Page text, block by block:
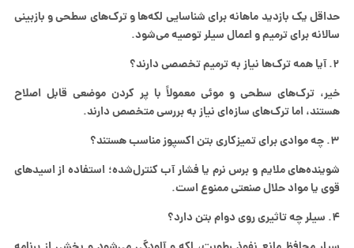
حداقل یک بازدید ماهانه برای شناسایی لکه‌ها و ترک‌های سطحی و بازبینی
سالانه برای ترمیم و اعمال سیلر توصیه می‌شود.
۲. آیا همه ترک‌ها نیاز به ترمیم تخصصی دارند؟
خیر، ترک‌های سطحی و موئی معمولاً با پر کردن موضعی قابل اصلاح
هستند، اما ترک‌های سازه‌ای نیاز به بررسی متخصص دارند.
۳. چه موادی برای تمیزکاری بتن اکسپوز مناسب هستند؟
شوینده‌های ملایم و برس نرم یا فشار آب کنترل‌شده؛ استفاده از اسیدهای
قوی یا مواد حلال صنعتی ممنوع است.
۴. سیلر چه تاثیری روی دوام بتن دارد؟